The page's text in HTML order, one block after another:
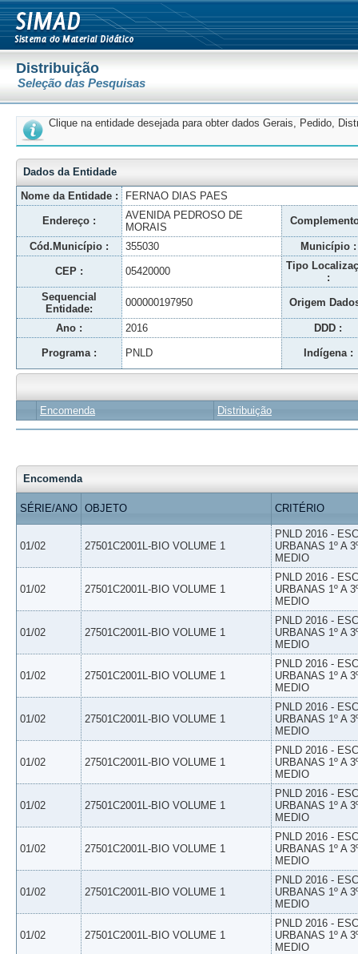
Distribuição
Seleção das Pesquisas
Clique na entidade desejada para obter dados Gerais, Pedido,
Dados da Entidade
Nome da Entidade :
FERNAO DIAS PAES
Endereço :
AVENIDA PEDROSO DE
MORAIS
Cód.Município : 355030 Município :
CEP : 05420000
Tipo
:
Sequencial
Entidade:
000000197950 Origem
Ano : 2016 DDD :
Programa : PNLD Indígena :
Encomenda Distribuição
Encomenda
SÉRIE/ANO OBJETO CRITÉRIO
01/02 27501C2001L-BIO VOLUME 1
PNLD 2016 -
URBANAS 1º A
MEDIO
01/02 27501C2001L-BIO VOLUME 1
PNLD 2016 -
URBANAS 1º A
MEDIO
01/02 27501C2001L-BIO VOLUME 1
PNLD 2016 -
URBANAS 1º A
MEDIO
01/02 27501C2001L-BIO VOLUME 1
PNLD 2016 -
URBANAS 1º A
MEDIO
01/02 27501C2001L-BIO VOLUME 1
PNLD 2016 -
URBANAS 1º A
MEDIO
01/02 27501C2001L-BIO VOLUME 1
PNLD 2016 -
URBANAS 1º A
MEDIO
01/02 27501C2001L-BIO VOLUME 1
PNLD 2016 -
URBANAS 1º A
MEDIO
01/02 27501C2001L-BIO VOLUME 1
PNLD 2016 -
URBANAS 1º A
MEDIO
01/02 27501C2001L-BIO VOLUME 1
PNLD 2016 -
URBANAS 1º A
MEDIO
01/02 27501C2001L-BIO VOLUME 1
PNLD 2016 -
URBANAS 1º A
MEDIO